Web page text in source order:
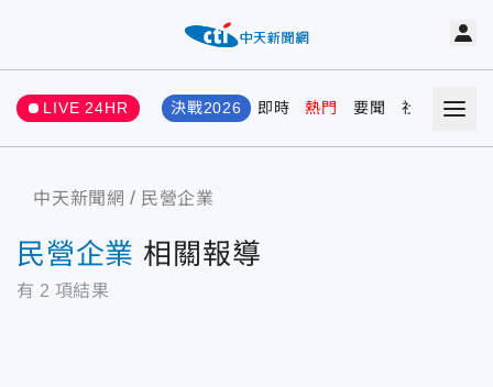
LIVE 24HR 決戰2026 即時 熱門 要聞 社會 娛樂
中天新聞網 民營企業
民營企業 相關報導
有 2 項結果